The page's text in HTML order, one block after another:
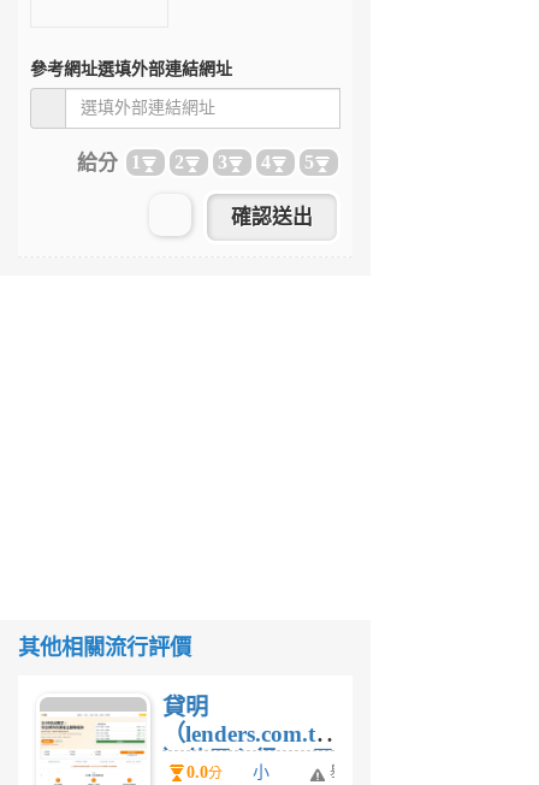
參考網址選填外部連結網址
給分 1 2 3 4 5
其他相關流行評價
貸明
（lenders.com.tw
）使用心得 — 民
0.0分
小
舉